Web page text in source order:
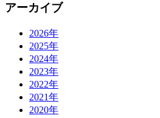
アーカイブ
2026年
2025年
2024年
2023年
2022年
2021年
2020年